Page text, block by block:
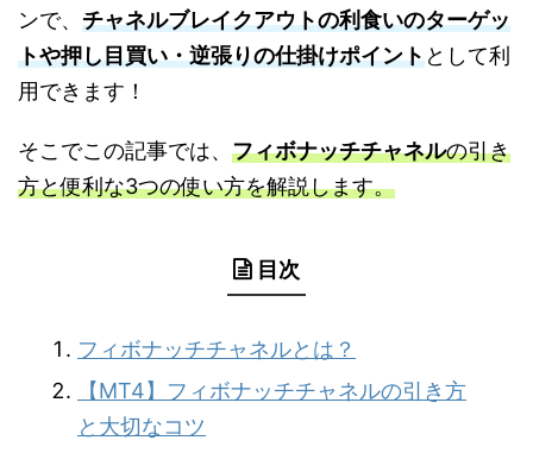
ンで、 チャネルブレイクアウトの利食いのターゲッ
トや押し目買い・逆張りの仕掛けポイントとして利
用できます！
そこでこの記事では、 フィボナッチチャネルの引き
方と便利な3つの使い方を解説します。
目次
フィボナッチチャネルとは？
【MT4】フィボナッチチャネルの引き方
と大切なコツ